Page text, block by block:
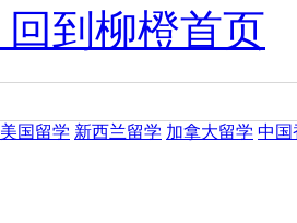
回到柳橙首页
美国留学 新西兰留学 加拿大留学 中国